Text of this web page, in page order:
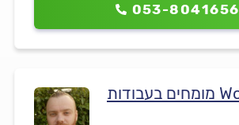
053-8041656
Wood master מומחים בעבודות